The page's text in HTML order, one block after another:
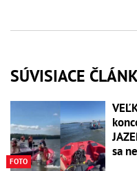
SÚVISIACE
FOTO
sa